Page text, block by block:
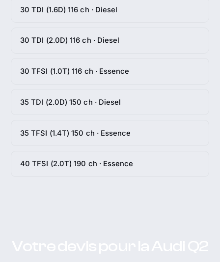
30 TDI (1.6D) 116 ch · Diesel
30 TDI (2.0D) 116 ch · Diesel
30 TFSI (1.0T) 116 ch · Essence
35 TDI (2.0D) 150 ch · Diesel
35 TFSI (1.4T) 150 ch · Essence
40 TFSI (2.0T) 190 ch · Essence